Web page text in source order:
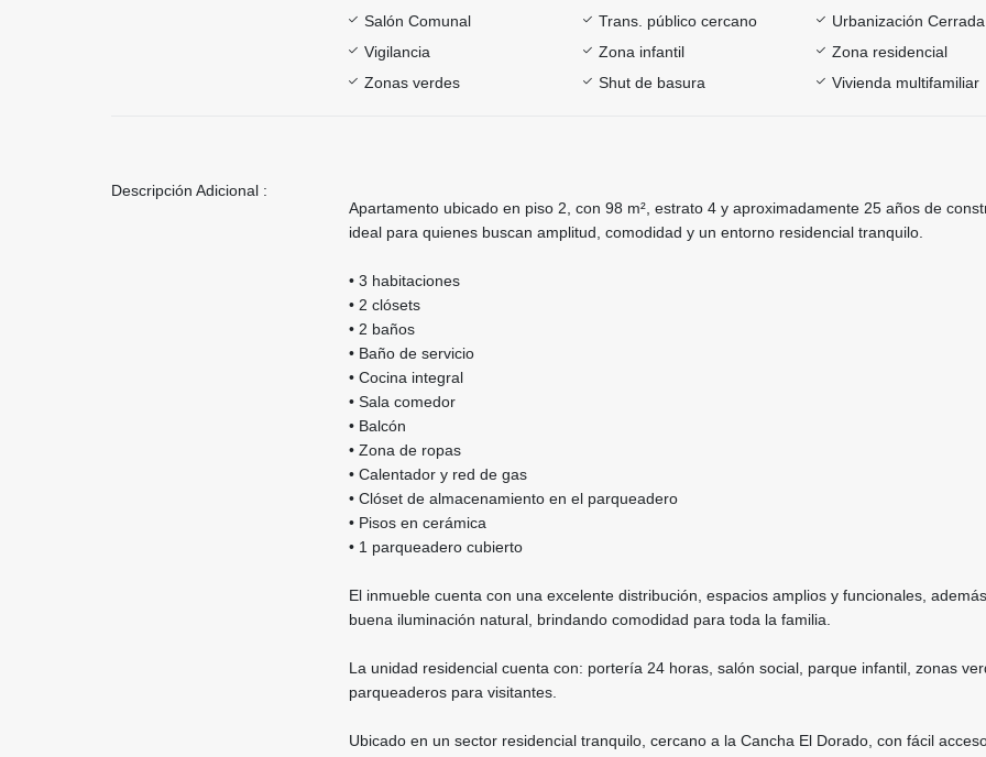
Salón Comunal
Trans. público cercano
Urbanización Cerrada
Vigilancia
Zona infantil
Zona residencial
Zonas verdes
Shut de basura Vivienda multifamiliar
Descripción Adicional :
Apartamento ubicado en piso 2, con 98 m², estrato 4 y aproximadamente 25 años de
ideal para quienes buscan amplitud, comodidad y un entorno residencial tranquilo.
• 3 habitaciones
• 2 clósets
• 2 baños
• Baño de servicio
• Cocina integral
• Sala comedor
• Balcón
• Zona de ropas
• Calentador y red de gas
• Clóset de almacenamiento en el parqueadero
• Pisos en cerámica
• 1 parqueadero cubierto
El inmueble cuenta con una excelente distribución, espacios amplios y funcionales,
buena iluminación natural, brindando comodidad para toda la familia.
La unidad residencial cuenta con: portería 24 horas, salón social, parque infantil, zonas
parqueaderos para visitantes.
Ubicado en un sector residencial tranquilo, cercano a la Cancha El Dorado, con fácil